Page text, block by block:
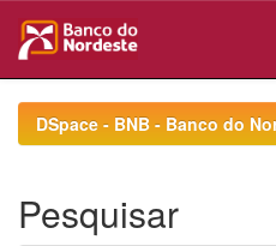
navigationDSpace - BNB - Banco do
Pesquisar